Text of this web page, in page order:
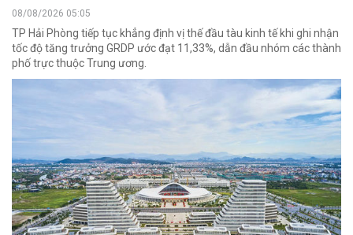
08/08/2026 05:05
TP Hải Phòng tiếp tục khẳng định vị thế đầu tàu kinh tế khi ghi nhận
tốc độ tăng trưởng GRDP ước đạt 11,33%, dẫn đầu nhóm các thành
phố trực thuộc Trung ương.